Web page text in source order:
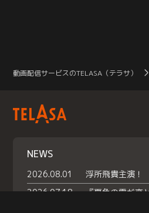
動画配信サービスのTELASA（テラサ）
NEWS
2026.08.01
2026.07.18